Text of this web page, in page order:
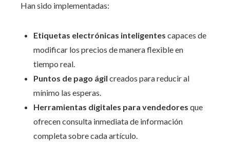
Han sido implementadas:
Etiquetas electrónicas inteligentes capaces de
modificar los precios de manera flexible en
tiempo real.
Puntos de pago ágil creados para reducir al
mínimo las esperas.
Herramientas digitales para vendedores que
ofrecen consulta inmediata de información
completa sobre cada artículo.